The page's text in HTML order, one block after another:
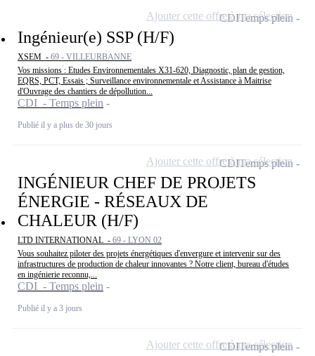
Ingénieur(e) SSP (H/F)
XSEM - 69 - VILLEURBANNE
Vos missions : Etudes Environnementales X31-620, Diagnostic, plan de gestion,
EQRS, PCT, Essais ; Surveillance environnementale et Assistance à Maitrise
d'Ouvrage des chantiers de dépollution...
CDI - Temps plein
Publié il y a plus de 30 jours
CDITemps plein
Ajouter cette offre à ma sélection
INGÉNIEUR CHEF DE PROJETS
ÉNERGIE - RÉSEAUX DE
CHALEUR (H/F)
LTD INTERNATIONAL - 69 - LYON 02
Vous souhaitez piloter des projets énergétiques d'envergure et intervenir sur des
infrastructures de production de chaleur innovantes ? Notre client, bureau d'études
en ingénierie reconnu,...
CDI - Temps plein
Publié il y a 3 jours
CDITemps plein
Ajouter cette offre à ma sélection
CDITemps plein
Ajouter cette offre à ma sélection